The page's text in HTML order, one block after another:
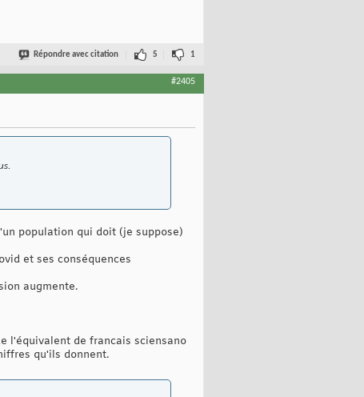
Répondre avec citation 5 1
#2405
population qui doit (je suppose)
et ses conséquences
augmente.
l'équivalent de francais sciensano
qu'ils donnent.